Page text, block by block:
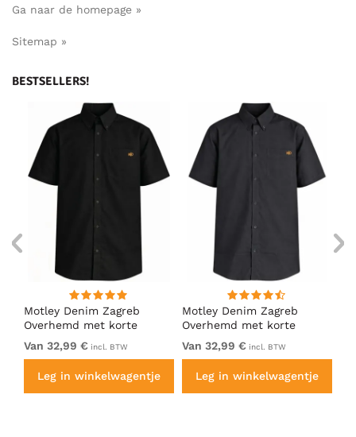
Ga naar de homepage »
Sitemap »
BESTSELLERS!
Motley Denim Zagreb
Overhemd met korte
mouw Zwart
Van 32,99 € incl. BTW
Leg in winkelwagentje
Motley Denim Zagreb
Overhemd met korte
mouw Antraciet
Van 32,99 € incl. BTW
Leg in winkelwagentje